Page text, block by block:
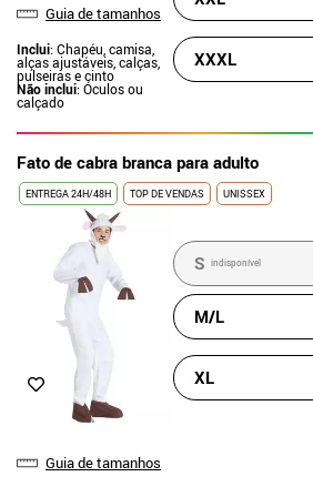
Guia de tamanhos
Inclui: Chapéu, camisa,
alças ajustáveis, calças,
pulseiras e cinto
Não inclui: Óculos ou
calçado
XXXL
Fato de cabra branca para adulto
ENTREGA 24H/48H TOP DE VENDAS UNISSEX
Guia de tamanhos
S indisponível
M/L
XL